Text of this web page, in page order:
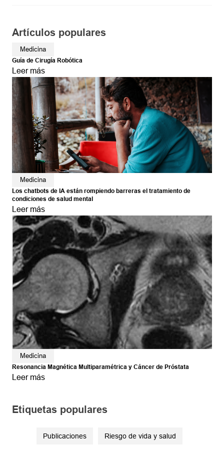
Artículos populares
Medicina
Guía de Cirugía Robótica
Leer más
Medicina
Los chatbots de IA están rompiendo barreras el tratamiento de
condiciones de salud mental
Leer más
Medicina
Resonancia Magnética Multiparamétrica y Cáncer de Próstata
Leer más
Etiquetas populares
Publicaciones Riesgo de vida y salud